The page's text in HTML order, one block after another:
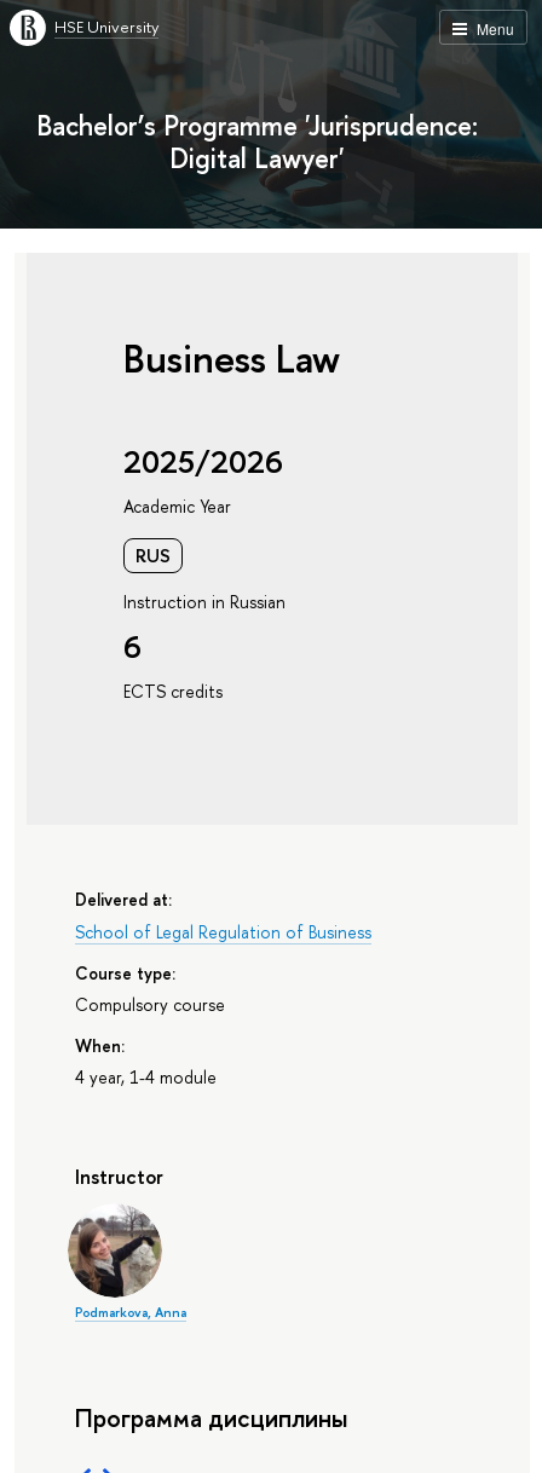
Menu
HSE University
Bachelor’s Programme 'Jurisprudence:
Digital Lawyer'
Business Law
2025/2026
Academic Year
RUS
Instruction in Russian
6
ECTS credits
Delivered at:
School of Legal Regulation of Business
Course type:
Compulsory course
When:
4 year, 1-4 module
Instructor
Podmarkova, Anna
Программа дисциплины